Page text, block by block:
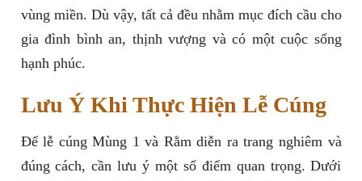
vùng miền. Dù vậy, tất cả đều nhằm mục đích cầu cho
gia đình bình an, thịnh vượng và có một cuộc sống
hạnh phúc.
Lưu Ý Khi Thực Hiện Lễ Cúng
Để lễ cúng Mùng 1 và Rằm diễn ra trang nghiêm và
đúng cách, cần lưu ý một số điểm quan trọng. Dưới